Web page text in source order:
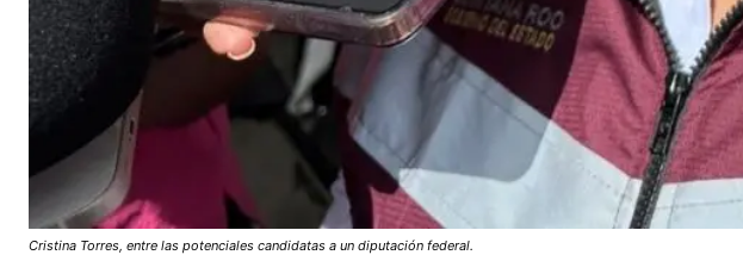
Cristina Torres, entre las potenciales candidatas a un diputación federal.